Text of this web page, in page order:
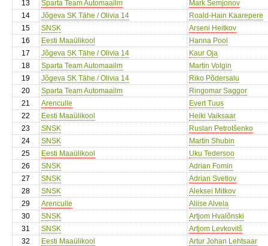
13
Sparta Team Automaailm
Mark Semjonov
14
Jõgeva SK Tähe / Olivia 14
Roald-Hain Kaarepere
15
SNSK
Arseni Heitkov
16
Eesti Maaülikool
Hanna Pool
17
Jõgeva SK Tähe / Olivia 14
Kaur Oja
18
Sparta Team Automaailm
Martin Volgin
19
Jõgeva SK Tähe / Olivia 14
Riko Põdersalu
20
Sparta Team Automaailm
Ringomar Saggor
21
Arenculle
Evert Tuus
22
Eesti Maaülikool
Heiki Vaiksaar
23
SNSK
Ruslan Petrotšenko
24
SNSK
Martin Shubin
25
Eesti Maaülikool
Uku Tedersoo
26
SNSK
Adrian Fomin
27
SNSK
Adrian Svetlov
28
SNSK
Aleksei Mitkov
29
Arenculle
Aliise Alvela
30
SNSK
Artjom Hvalõnski
31
SNSK
Artjom Levkovitš
32
Eesti Maaülikool
Artur Johan Lehtsaar